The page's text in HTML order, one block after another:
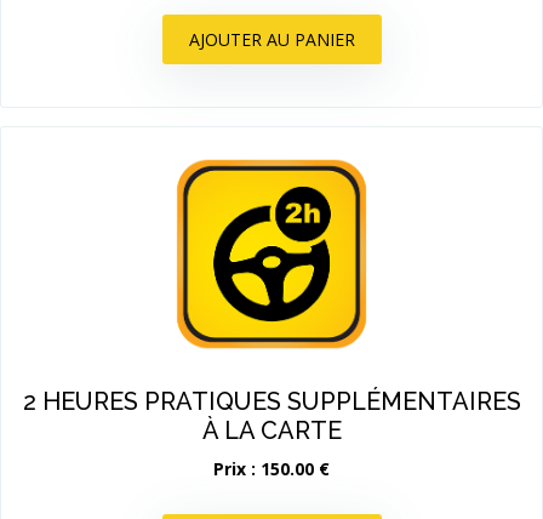
AJOUTER AU PANIER
2 HEURES PRATIQUES SUPPLÉMENTAIRES
À LA CARTE
Prix : 150.00 €